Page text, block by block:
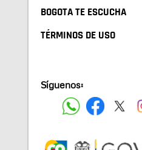
BOGOTA TE ESCUCHA
TÉRMINOS DE USO
Síguenos: